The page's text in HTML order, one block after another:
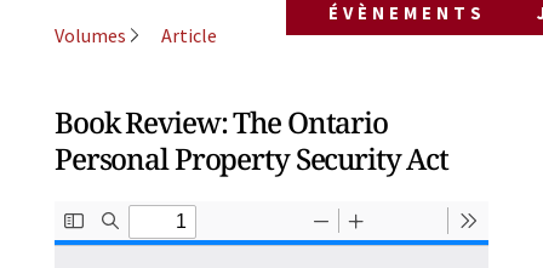
ÉVÈNEMENTS
Volumes Article
Book Review: The Ontario
Personal Property Security Act